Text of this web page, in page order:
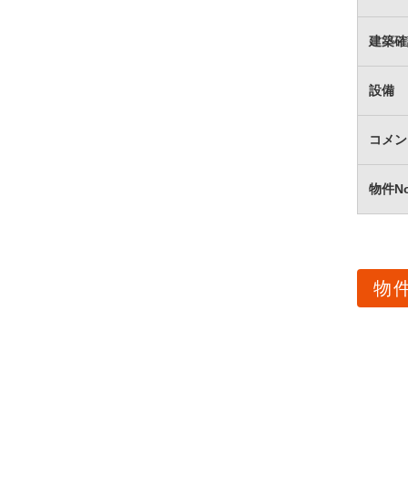
建築
設備
コメ
物件
物